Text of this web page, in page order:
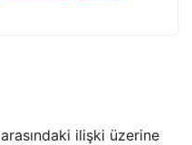
ilişki üzerine